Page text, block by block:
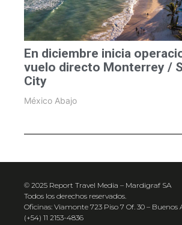
En diciembre inicia
vuelo directo Monterrey /
City
México Abajo
© 2025 Report Travel Media – Mardigraf SA
Todos los derechos reservados.
Oficinas: Viamonte 723 Piso 7 Of. 30 – Buenos
(+54) 11 2153-4836